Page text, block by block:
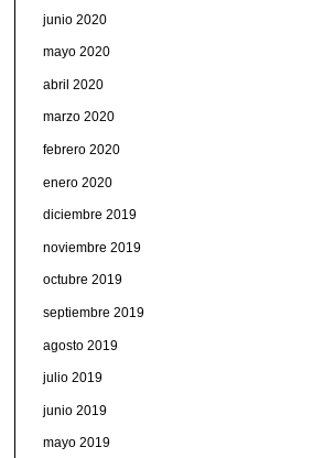
junio 2020
mayo 2020
abril 2020
marzo 2020
febrero 2020
enero 2020
diciembre 2019
noviembre 2019
octubre 2019
septiembre 2019
agosto 2019
julio 2019
junio 2019
mayo 2019